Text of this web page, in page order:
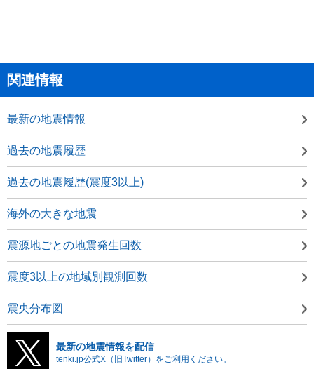
関連情報
最新の地震情報
過去の地震履歴
過去の地震履歴(震度3以上)
海外の大きな地震
震源地ごとの地震発生回数
震度3以上の地域別観測回数
震央分布図
最新の地震情報を配信
tenki.jp公式X（旧Twitter）をご利用ください。